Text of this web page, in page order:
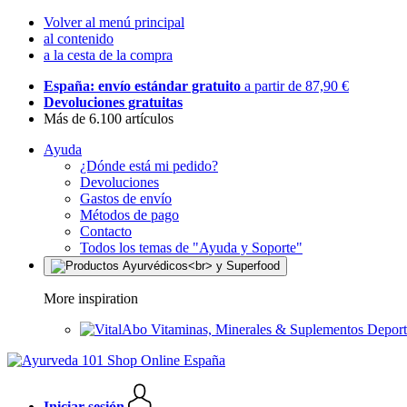
Volver al menú principal
al contenido
a la cesta de la compra
España: envío estándar gratuito a partir de 87,90 €
Devoluciones gratuitas
Más de 6.100 artículos
Ayuda
¿Dónde está mi pedido?
Devoluciones
Gastos de envío
Métodos de pago
Contacto
Todos los temas de "Ayuda y Soporte"
More inspiration
Vitaminas, Minerales & Suplementos